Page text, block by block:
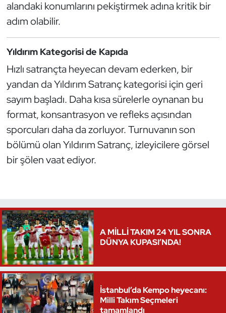
alandaki konumlarını pekiştirmek adına kritik bir
adım olabilir.
Yıldırım Kategorisi de Kapıda
Hızlı satrançta heyecan devam ederken, bir
yandan da Yıldırım Satranç kategorisi için geri
sayım başladı. Daha kısa sürelerle oynanan bu
format, konsantrasyon ve refleks açısından
sporcuları daha da zorluyor. Turnuvanın son
bölümü olan Yıldırım Satranç, izleyicilere görsel
bir şölen vaat ediyor.
A MİLLİ TAKIM 24 YIL SONRA
DÜNYA KUPASI’NDA!
İstanbul’da Kempo heyecanı:
Milli Takım Seçmeleri
tamamlandı
Triatlon
Voleybol
Vücut Geliştirme Fitness
Wushu Kungfu
Yelken
Yüzme